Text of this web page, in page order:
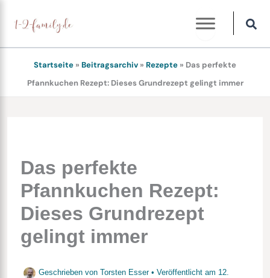
Inhalt
springen
Startseite » Beitragsarchiv » Rezepte » Das perfekte
Pfannkuchen Rezept: Dieses Grundrezept gelingt immer
Das perfekte
Pfannkuchen Rezept:
Dieses Grundrezept
gelingt immer
Geschrieben von Torsten Esser • Veröffentlicht am 12.